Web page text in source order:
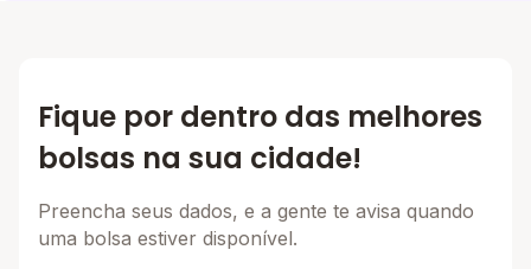
Fique por dentro das melhores
bolsas na sua cidade!
Preencha seus dados, e a gente te avisa quando
uma bolsa estiver disponível.